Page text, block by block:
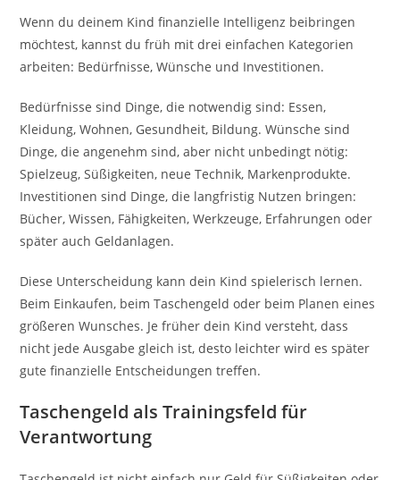
Wenn du deinem Kind finanzielle Intelligenz beibringen
möchtest, kannst du früh mit drei einfachen Kategorien
arbeiten: Bedürfnisse, Wünsche und Investitionen.
Bedürfnisse sind Dinge, die notwendig sind: Essen,
Kleidung, Wohnen, Gesundheit, Bildung. Wünsche sind
Dinge, die angenehm sind, aber nicht unbedingt nötig:
Spielzeug, Süßigkeiten, neue Technik, Markenprodukte.
Investitionen sind Dinge, die langfristig Nutzen bringen:
Bücher, Wissen, Fähigkeiten, Werkzeuge, Erfahrungen oder
später auch Geldanlagen.
Diese Unterscheidung kann dein Kind spielerisch lernen.
Beim Einkaufen, beim Taschengeld oder beim Planen eines
größeren Wunsches. Je früher dein Kind versteht, dass
nicht jede Ausgabe gleich ist, desto leichter wird es später
gute finanzielle Entscheidungen treffen.
Taschengeld als Trainingsfeld für
Verantwortung